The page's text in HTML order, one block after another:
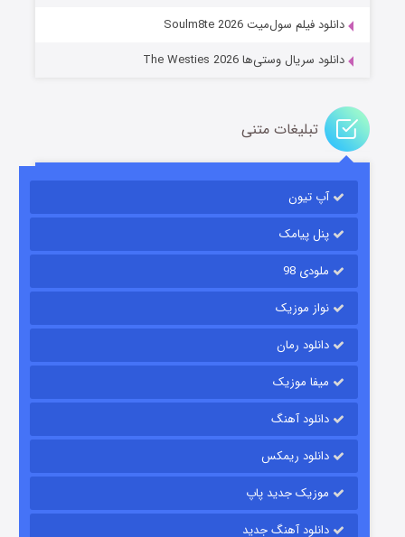
قسمت
دانلود فیلم سول‌میت Soulm8te 2026
دانلود سریال وستی‌ها The Westies 2026
تبلیغات متنی
آپ تیون
پنل پیامک
ملودی 98
نواز موزیک
دانلود رمان
میفا موزیک
دانلود آهنگ
دانلود ریمکس
موزیک جدید پاپ
دانلود آهنگ جدید